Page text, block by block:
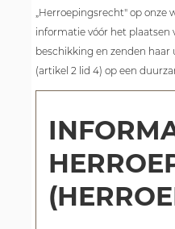
„Herroepingsrecht" op onze
informatie vóór het plaatsen
beschikking en zenden
(artikel 2 lid 4) op een